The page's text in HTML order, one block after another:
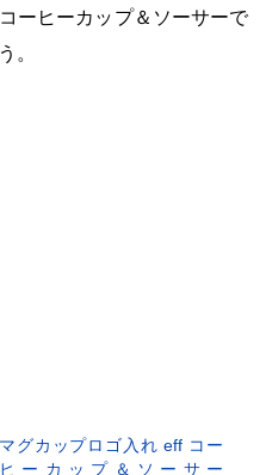
ーヒーカップ＆ソーサーで
。
マグカップロゴ入れ eff コー
ヒーカップ＆ソーサー